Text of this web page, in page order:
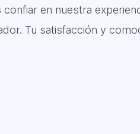
en nuestra
Tu satisfacción y